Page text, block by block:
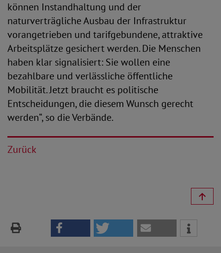
können Instandhaltung und der
naturverträgliche Ausbau der Infrastruktur
vorangetrieben und tarifgebundene, attraktive
Arbeitsplätze gesichert werden. Die Menschen
haben klar signalisiert: Sie wollen eine
bezahlbare und verlässliche öffentliche
Mobilität. Jetzt braucht es politische
Entscheidungen, die diesem Wunsch gerecht
werden“, so die Verbände.
Zurück